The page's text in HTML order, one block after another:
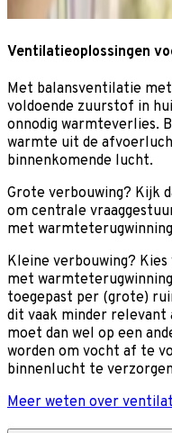
Ventilatieoplossingen
Met balansventilatie
voldoende zuurstof in
onnodig warmteverlies.
warmte uit de
binnenkomende lucht.
Grote verbouwing? Kijk
om centrale
met
Kleine verbouwing?
met
toegepast per (grote)
dit vaak minder
moet dan wel op een
worden om vocht af te
binnenlucht te
Meer weten over